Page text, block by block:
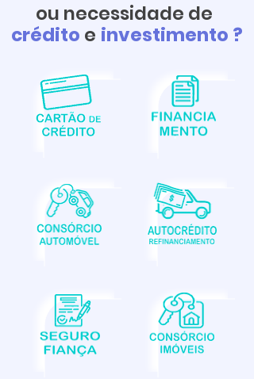
ou necessidade de
crédito e investimento ?